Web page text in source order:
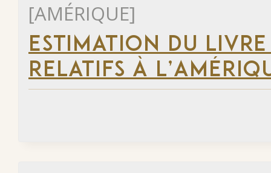
[AMÉRIQUE]
ESTIMATION DU
RELATIFS À